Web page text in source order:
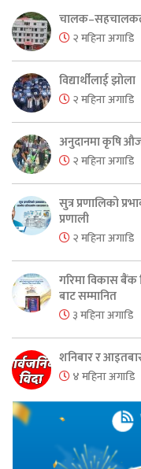
२ महिना अगाडि
विद्यार्थीलाई झोला
२ महिना अगाडि
अनुदानमा कृषि
२ महिना अगाडि
सुत्र प्रणालिको
प्रणाली
२ महिना अगाडि
गरिमा विकास
बाट सम्मानित
३ महिना अगाडि
शनिबार र
४ महिना अगाडि